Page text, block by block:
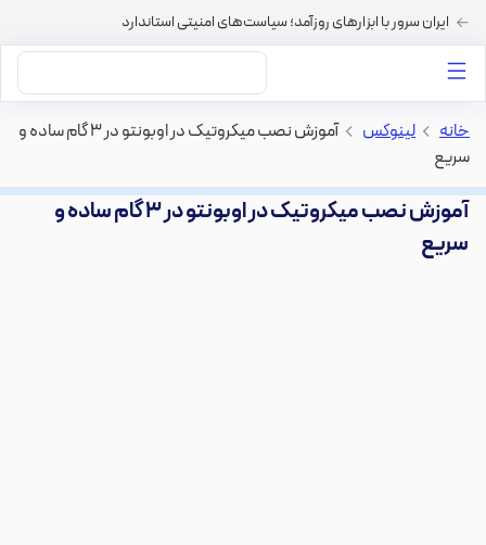
ایران سرور با ابزارهای روزآمد؛ سیاست‌های امنیتی استاندارد
خانه > لینوکس >
آموزش نصب میکروتیک در اوبونتو در ۳ گام ساده و
سریع
آموزش نصب میکروتیک در اوبونتو در ۳ گام ساده و
سریع